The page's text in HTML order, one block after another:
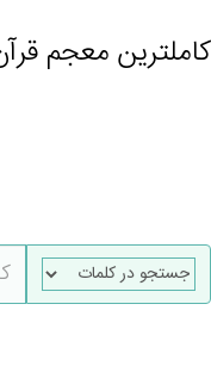
کاملترین معجم